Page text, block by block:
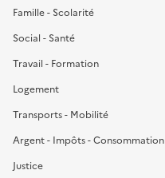
Famille - Scolarité
Social - Santé
Travail - Formation
Logement
Transports - Mobilité
Argent - Impôts - Consommation
Justice